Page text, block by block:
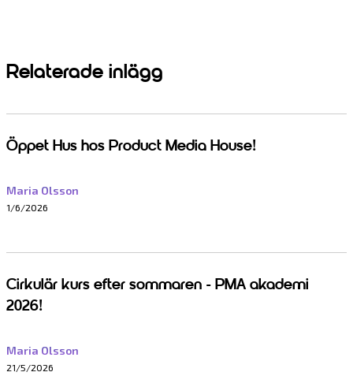
Relaterade inlägg
Öppet Hus hos Product Media House!
Maria Olsson
1/6/2026
Cirkulär kurs efter sommaren - PMA akademi
2026!
Maria Olsson
21/5/2026